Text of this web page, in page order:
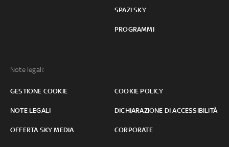
SPAZI SKY
PROGRAMMI
Note legali:
GESTIONE COOKIE COOKIE POLICY
NOTE LEGALI DICHIARAZIONE DI ACCESSIBILITÀ
OFFERTA SKY MEDIA CORPORATE